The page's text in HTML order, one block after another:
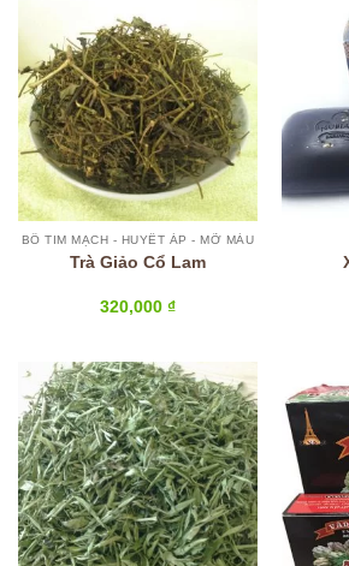
BỔ TIM MẠCH - HUYẾT ÁP - MỠ MÁU
Trà Giảo Cổ Lam
320,000 ₫